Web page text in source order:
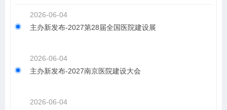
2026-06-04
主办新发布-2027第28届全国医院建设展
2026-06-04
主办新发布-2027南京医院建设大会
2026-06-04